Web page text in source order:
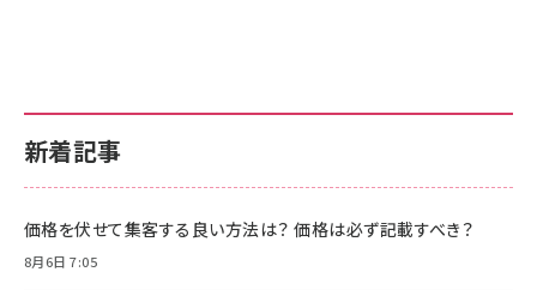
新着記事
価格を伏せて集客する良い方法は？ 価格は必ず記載すべき？
8月6日 7:05